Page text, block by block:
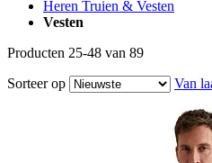
Heren Truien & Vesten
Vesten
Producten 25-48 van 89
Sorteer op
Van